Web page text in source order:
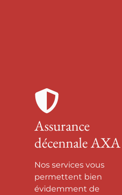
Assurance
décennale AXA
Nos services vous
permettent bien
évidemment de